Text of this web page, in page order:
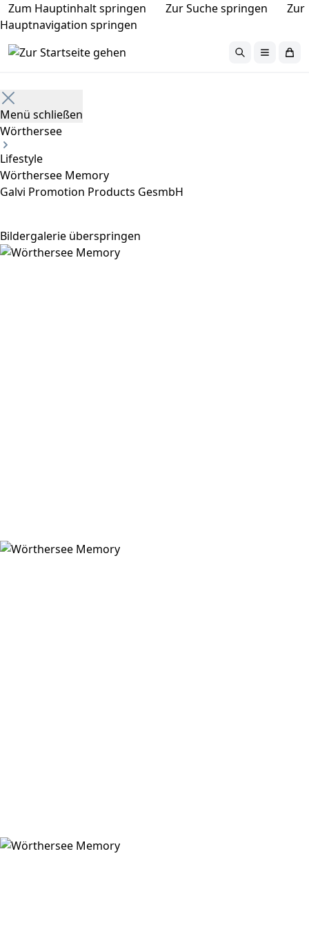
Zum Hauptinhalt springen Zur Suche springen
Zur
Hauptnavigation springen
Menü schließen
Wörthersee
Lifestyle
Wörthersee Memory
Galvi Promotion Products GesmbH
Bildergalerie überspringen